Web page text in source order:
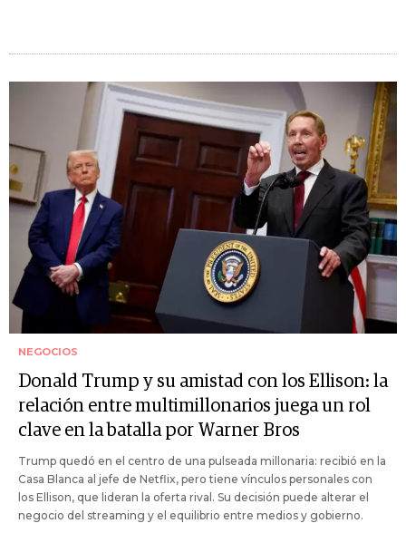
NEGOCIOS
Donald Trump y su amistad con los Ellison: la
relación entre multimillonarios juega un rol
clave en la batalla por Warner Bros
Trump quedó en el centro de una pulseada millonaria: recibió en la
Casa Blanca al jefe de Netflix, pero tiene vínculos personales con
los Ellison, que lideran la oferta rival. Su decisión puede alterar el
negocio del streaming y el equilibrio entre medios y gobierno.